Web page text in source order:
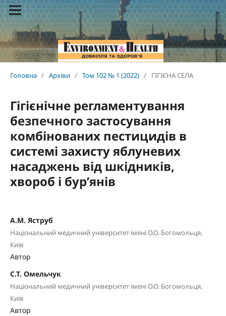
Головна / Архіви / Том 102 № 1 (2022) / ГІГІЄНА СЕЛА
Гігієнічне регламентування
безпечного застосування
комбінованих пестицидів в
системі захисту яблуневих
насаджень від шкідників,
хвороб і бур’янів
А.М. Яструб
Національний медичний університет імені О.О. Богомольця,
Київ
Автор
С.Т. Омельчук
Національний медичний університет імені О.О. Богомольця,
Київ
Автор